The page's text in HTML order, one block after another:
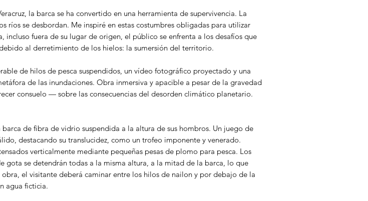
la barca se ha convertido en una herramienta de supervivencia. La
ríos se desbordan. Me inspiré en estas costumbres obligadas para utilizar
fuera de su lugar de origen, el público se enfrenta a los desafíos que
al derretimiento de los hielos: la sumersión del territorio.
de hilos de pesca suspendidos, un vídeo fotográfico proyectado y una
de las inundaciones. Obra inmersiva y apacible a pesar de la gravedad
consuelo — sobre las consecuencias del desorden climático planetario.
de fibra de vidrio suspendida a la altura de sus hombros. Un juego de
destacando su translucidez, como un trofeo imponente y venerado.
verticalmente mediante pequeñas pesas de plomo para pesca. Los
gota se detendrán todas a la misma altura, a la mitad de la barca, lo que
el visitante deberá caminar entre los hilos de nailon y por debajo de la
agua ficticia.